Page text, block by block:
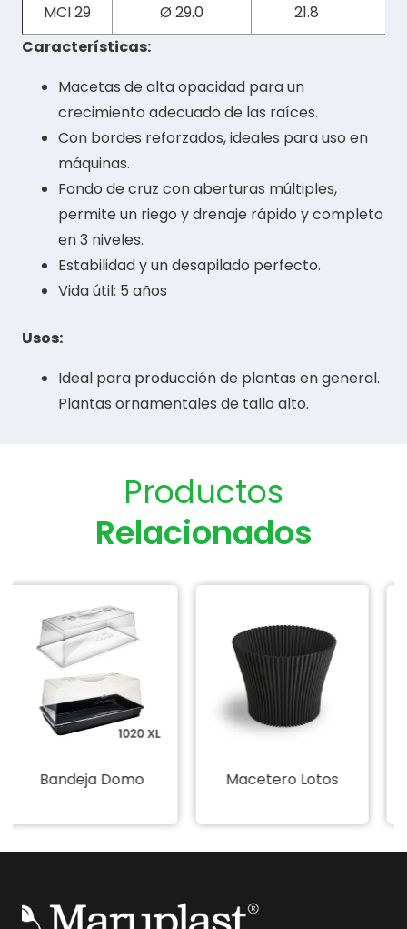
MCI 29 Ø 29.0 21.8
Características:
Macetas de alta opacidad para un
crecimiento adecuado de las raíces.
Con bordes reforzados, ideales para uso en
máquinas.
Fondo de cruz con aberturas múltiples,
permite un riego y drenaje rápido y completo
en 3 niveles.
Estabilidad y un desapilado perfecto.
Vida útil: 5 años
Usos:
Ideal para producción de plantas en general.
Plantas ornamentales de tallo alto.
Productos
Relacionados
Macetero Lotos Maceta Quartzo